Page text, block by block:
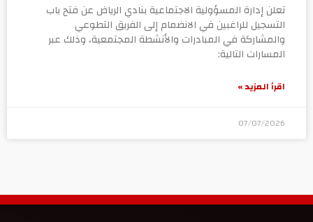
تعلن إدارة المسؤولية الاجتماعية بنادي الرياض عن فتح باب
التسجيل للراغبين في الانضمام إلى الفريق التطوعي
والمشاركة في المبادرات والأنشطة المجتمعية، وذلك عبر
المسارات التالية:
اقرأ المزيد »
07/07/2026